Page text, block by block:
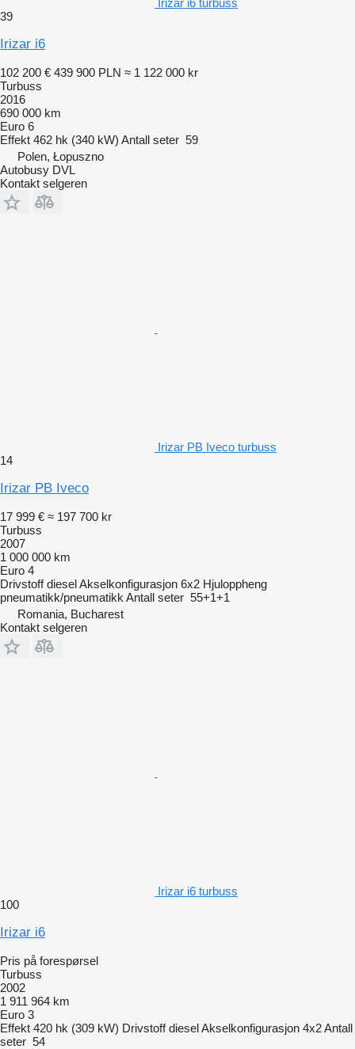
39
Irizar i6
102 200 € 439 900 PLN ≈ 1 122 000 kr
Turbuss
2016
690 000 km
Euro 6
Effekt 462 hk (340 kW) Antall seter 59
Polen, Łopuszno
Autobusy DVL
Kontakt selgeren
Irizar PB Iveco turbuss
14
Irizar PB Iveco
17 999 € ≈ 197 700 kr
Turbuss
2007
1 000 000 km
Euro 4
Drivstoff dieselAkselkonfigurasjon 6x2 Hjuloppheng
pneumatikk/pneumatikk Antall seter 55+1+1
Romania, Bucharest
Kontakt selgeren
Irizar i6 turbuss
100
Irizar i6
Pris på forespørsel
Turbuss
2002
1 911 964 km
Euro 3
Effekt 420 hk (309 kW) Drivstoff dieselAkselkonfigurasjon 4x2Antall
seter 54